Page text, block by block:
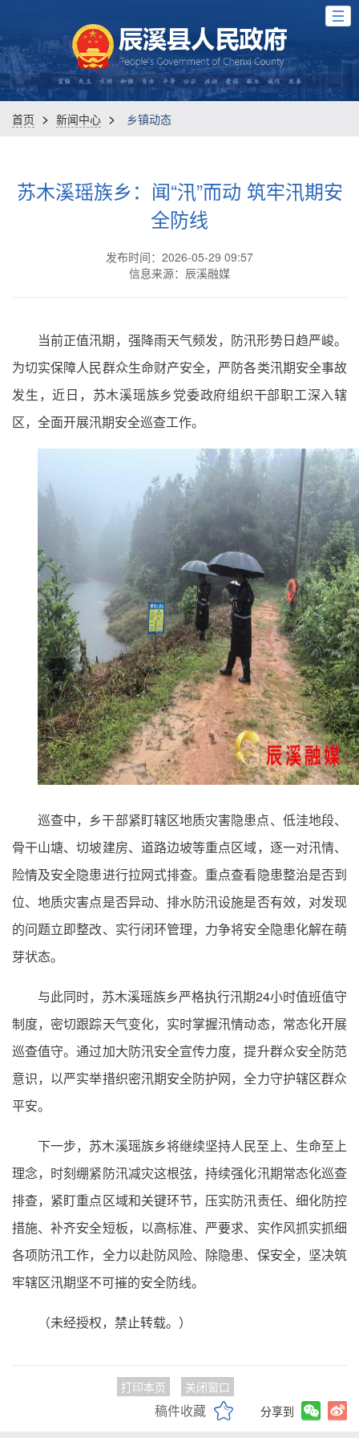
首页 > 新闻中心 > 乡镇动态
苏木溪瑶族乡：闻“汛”而动 筑牢汛期安
全防线
发布时间：2026-05-29 09:57
信息来源：辰溪融媒
当前正值汛期，强降雨天气频发，防汛形势日趋严峻。
为切实保障人民群众生命财产安全，严防各类汛期安全事故
发生，近日，苏木溪瑶族乡党委政府组织干部职工深入辖
区，全面开展汛期安全巡查工作。
巡查中，乡干部紧盯辖区地质灾害隐患点、低洼地段、
骨干山塘、切坡建房、道路边坡等重点区域，逐一对汛情、
险情及安全隐患进行拉网式排查。重点查看隐患整治是否到
位、地质灾害点是否异动、排水防汛设施是否有效，对发现
的问题立即整改、实行闭环管理，力争将安全隐患化解在萌
芽状态。
与此同时，苏木溪瑶族乡严格执行汛期24小时值班值守
制度，密切跟踪天气变化，实时掌握汛情动态，常态化开展
巡查值守。通过加大防汛安全宣传力度，提升群众安全防范
意识，以严实举措织密汛期安全防护网，全力守护辖区群众
平安。
下一步，苏木溪瑶族乡将继续坚持人民至上、生命至上
理念，时刻绷紧防汛减灾这根弦，持续强化汛期常态化巡查
排查，紧盯重点区域和关键环节，压实防汛责任、细化防控
措施、补齐安全短板，以高标准、严要求、实作风抓实抓细
各项防汛工作，全力以赴防风险、除隐患、保安全，坚决筑
牢辖区汛期坚不可摧的安全防线。
（未经授权，禁止转载。）
打印本页 关闭窗口
稿件收藏 分享到